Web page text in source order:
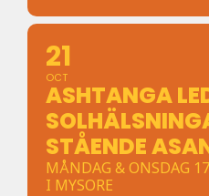
21
OCT
ASHTANGA
STÅENDE
MÅNDAG & ONSDAG
I MYSORE